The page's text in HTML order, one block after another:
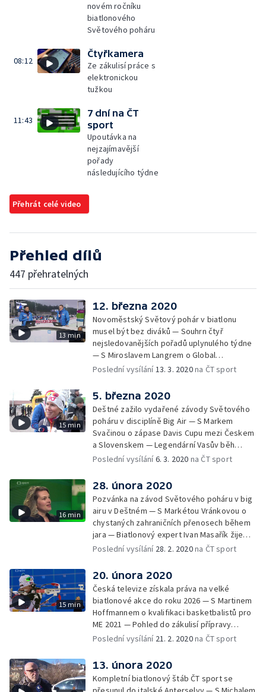
novém ročníku
biatlonového
Světového poháru
08:12
Čtyřkamera
Ze zákulisí práce s
elektronickou
tužkou
11:43
7 dní na ČT
sport
Upoutávka na
nejzajímavější
pořady
následujícího týdne
Přehrát celé video
Přehled dílů
447 přehratelných
13 min
12. března 2020
Novoměstský Světový pohár v biatlonu
musel být bez diváků — Souhrn čtyř
nejsledovanějších pořadů uplynulého týdne
— S Miroslavem Langrem o Global
Champions Tour v parkurovém skákání
Poslední vysílání13. 3. 2020na ČT sport
15 min
5. března 2020
Deštné zažilo vydařené závody Světového
poháru v disciplíně Big Air — S Markem
Svačinou o zápase Davis Cupu mezi Českem
a Slovenskem — Legendární Vasův běh
tentokráte i s reportážním týmem ČT —
následujícího týdne
Poslední vysílání6. 3. 2020 na ČT sport
16 min
28. února 2020
Pozvánka na závod Světového poháru v big
airu v Deštném — S Markétou Vránkovou o
chystaných zahraničních přenosech během
jara — Biatlonový expert Ivan Masařík žije
tímto sportem i mimo TV obrazovku —
následujícího týdne
Poslední vysílání 28. 2. 2020na ČT sport
15 min
20. února 2020
Česká televize získala práva na velké
biatlonové akce do roku 2026 — S Martinem
Hoffmannem o kvalifikaci basketbalistů pro
ME 2021 — Pohled do zákulisí přípravy
podcastů na webu ČT sport — Upoutávka na
Poslední vysílání 21. 2. 2020na ČT sport
13. února 2020
Kompletní biatlonový štáb ČT sport se